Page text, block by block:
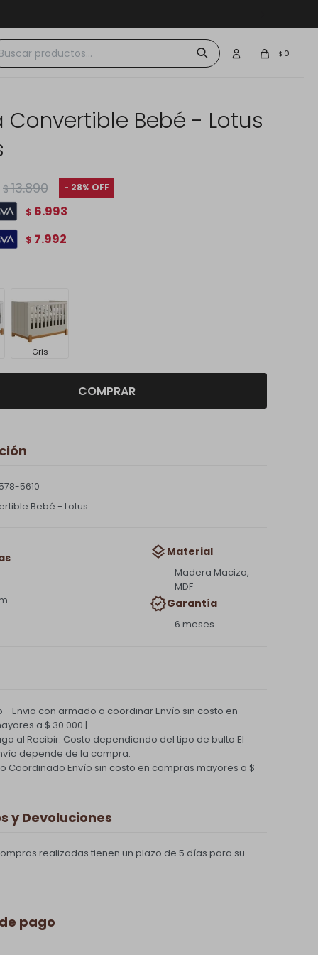
$ 0
Convertible Bebé - Lotus
$ 13.890 28
$ 6.993
$ 7.992
Gris
COMPRAR
5610
Bebé - Lotus
Material
Madera Maciza,
MDF
Garantía
6 meses
- Envio con armado a coordinarEnvío sin costo en
a $ 30.000 |
al Recibir: Costo dependiendo del tipo de bulto El
depende de la compra.
Coordinado Envío sin costo en compras mayores a $
y Devoluciones
realizadas tienen un plazo de 5 días para su
pago